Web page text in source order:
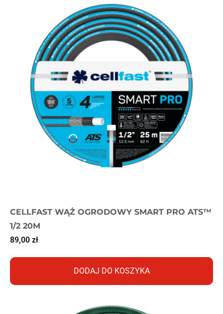
CELLFAST WĄŻ OGRODOWY SMART PRO ATS™
1/2 20M
89,00 zł
DODAJ DO KOSZYKA